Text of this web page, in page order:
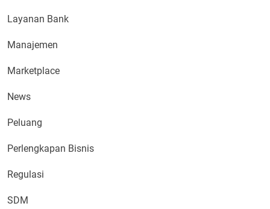
Layanan Bank
Manajemen
Marketplace
News
Peluang
Perlengkapan Bisnis
Regulasi
SDM